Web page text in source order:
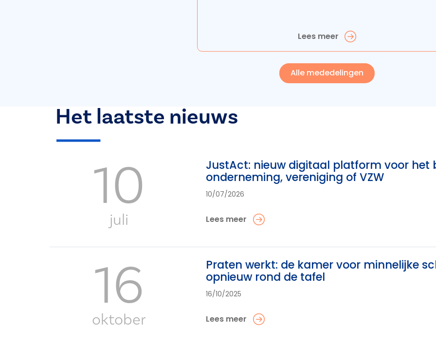
Lees meer
Alle mededelingen
Het laatste nieuws
10
juli
JustAct: nieuw digitaal platform voor het
onderneming, vereniging of VZW
10/07/2026
Lees meer
16
oktober
Praten werkt: de kamer voor minnelijke
opnieuw rond de tafel
16/10/2025
Lees meer